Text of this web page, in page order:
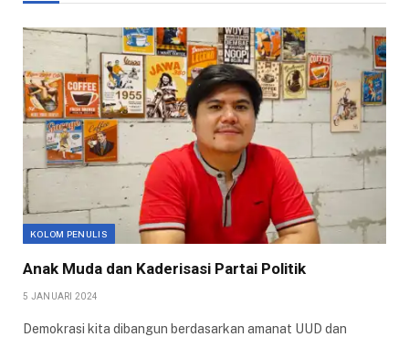
KOLOM PENULIS
Anak Muda dan Kaderisasi Partai Politik
5 JANUARI 2024
Demokrasi kita dibangun berdasarkan amanat UUD dan